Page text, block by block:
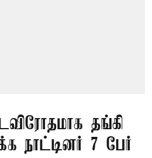
தங்கி
நாட்டினர் 7 பேர்